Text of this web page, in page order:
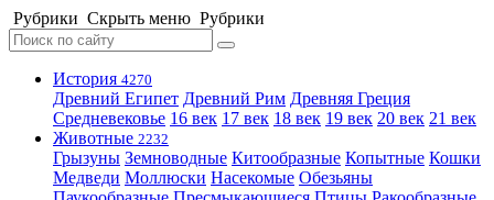
Рубрики Скрыть меню Рубрики
История 4270
Древний Египет Древний Рим Древняя Греция
Средневековье 16 век 17 век 18 век 19 век 20 век 21 век
Животные 2232
Грызуны Земноводные Китообразные Копытные Кошки
Медведи Моллюски Насекомые Обезьяны